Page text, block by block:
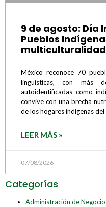
9 de agosto: Día
Pueblos
México reconoce 70
lingüísticas, con más
autoidentificadas como
convive con una brecha
de los hogares indígenas del
LEER MÁS »
07/08/2026
Categorías
Administración de